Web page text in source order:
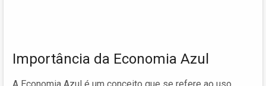
Importância da Economia Azul
A Economia Azul é um conceito que se refere ao uso